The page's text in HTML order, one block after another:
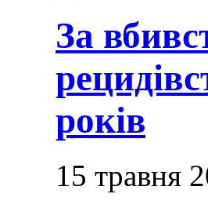
За
років
15 травня